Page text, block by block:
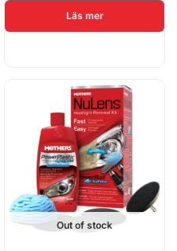
Läs mer
Out of stock